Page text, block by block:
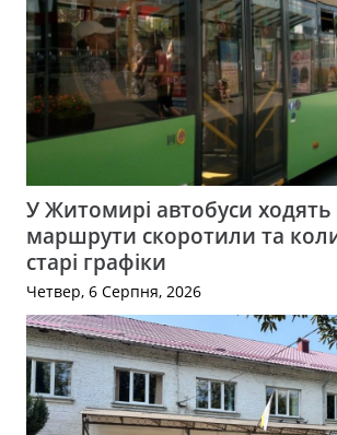
У Житомирі автобуси ходять
маршрути скоротили та
старі графіки
Четвер, 6 Серпня, 2026